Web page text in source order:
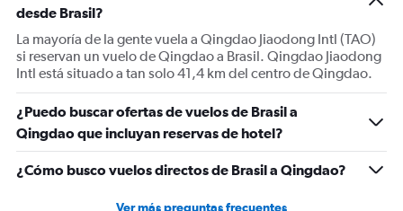
desde Brasil?
La mayoría de la gente vuela a Qingdao Jiaodong Intl (TAO)
si reservan un vuelo de Qingdao a Brasil. Qingdao Jiaodong
Intl está situado a tan solo 41,4 km del centro de Qingdao.
¿Puedo buscar ofertas de vuelos de Brasil a
Qingdao que incluyan reservas de hotel?
¿Cómo busco vuelos directos de Brasil a Qingdao?
Ver más preguntas frecuentes